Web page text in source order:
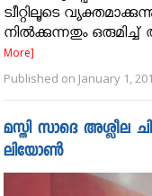
ട്വീറ്റിലൂടെ
നില്‍ക്കുന്നതും
More]
Published on January 1,
മസ്തി സാദെ അശ്ലീല
ലിയോണ്‍